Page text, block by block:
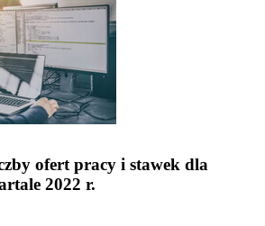
ofert pracy i stawek dla
2022 r.